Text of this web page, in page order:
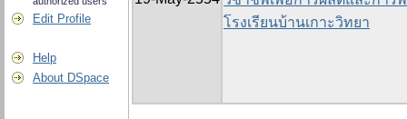
Edit Profile
Help
About DSpace
โรงเรียนบ้านเกาะวิทยา